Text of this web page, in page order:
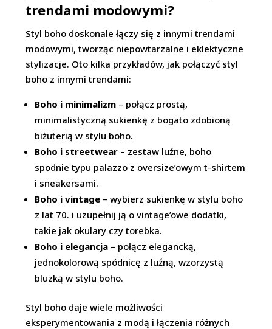
trendami modowymi?
Styl boho doskonale łączy się z innymi trendami
modowymi, tworząc niepowtarzalne i eklektyczne
stylizacje. Oto kilka przykładów, jak połączyć styl
boho z innymi trendami:
Boho i minimalizm – połącz prostą,
minimalistyczną sukienkę z bogato zdobioną
biżuterią w stylu boho.
Boho i streetwear – zestaw luźne, boho
spodnie typu palazzo z oversize’owym t-shirtem
i sneakersami.
Boho i vintage – wybierz sukienkę w stylu boho
z lat 70. i uzupełnij ją o vintage’owe dodatki,
takie jak okulary czy torebka.
Boho i elegancja – połącz elegancką,
jednokolorową spódnicę z luźną, wzorzystą
bluzką w stylu boho.
Styl boho daje wiele możliwości
eksperymentowania z modą i łączenia różnych